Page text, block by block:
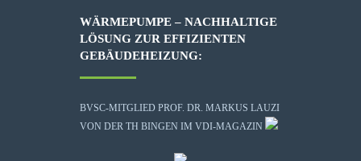
WÄRMEPUMPE – NACHHALTIGE
LÖSUNG ZUR EFFIZIENTEN
GEBÄUDEHEIZUNG:
BVSC-MITGLIED PROF. DR. MARKUS LAUZI
VON DER TH BINGEN IM VDI-MAGAZIN